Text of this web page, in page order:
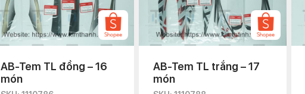
AB-Tem TL đồng – 16
món
AB-Tem TL trắng – 17
món